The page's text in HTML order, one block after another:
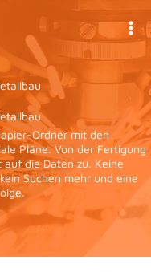
Ordner mit den
Pläne. Von der Fertigung
die Daten zu. Keine
Suchen mehr und eine